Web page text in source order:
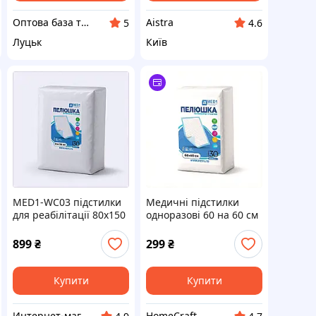
Оптова база товарів від виробника "SuperBaza"
5
Луцьк
Aistra
4.6
Київ
MED1-WC03 підстилки
для реабілітації 80х150
899₴
Купити
Медичні підстилки
одноразові 60 на 60 см
одиниць 88898AHT86
299₴
Купити